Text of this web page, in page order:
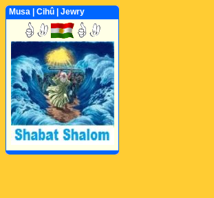
Perwerde ya Zimanê
Kurdî û Îngîlîzî
Musa | Cihû | Jewry